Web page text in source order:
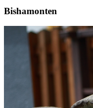
Bishamonten